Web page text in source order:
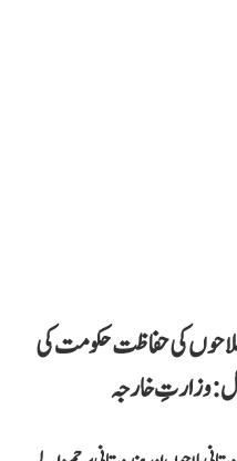
ملاحوں کی حفاظت حکومت کی